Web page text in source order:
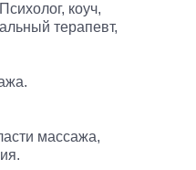
коуч,
терапевт,
массажа,